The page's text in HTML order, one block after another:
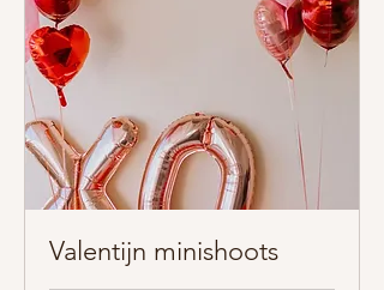
Valentijn minishoots